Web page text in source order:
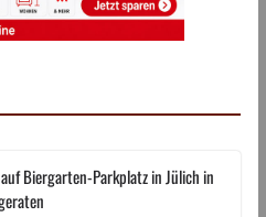
Biergarten-Parkplatz in Jülich in